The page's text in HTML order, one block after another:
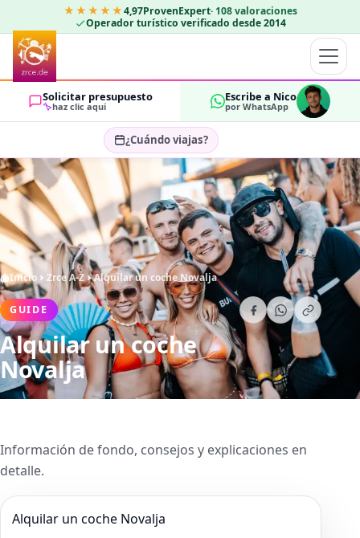
★★★★★4,97ProvenExpert· 108 valoraciones
Operador turístico verificado desde 2014
Solicitar presupuesto
haz clic aquí
Escribe a Nico
por WhatsApp
¿Cuándo viajas?
Seleccionar fechas…
HUÉSPEDES
2 OK
Inicio Zrce A-Z Alquilar un coche Novalja
GUIDE
Alquilar un coche
Novalja
Información de fondo, consejos y explicaciones en
detalle.
Alquilar un coche Novalja